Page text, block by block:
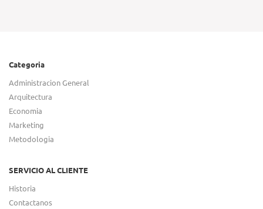
Categoria
Administracion General
Arquitectura
Economia
Marketing
Metodologia
SERVICIO AL CLIENTE
Historia
Contactanos